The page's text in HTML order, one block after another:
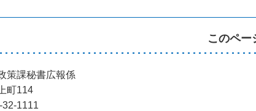
このペー
策課秘書広報係
町114
1111